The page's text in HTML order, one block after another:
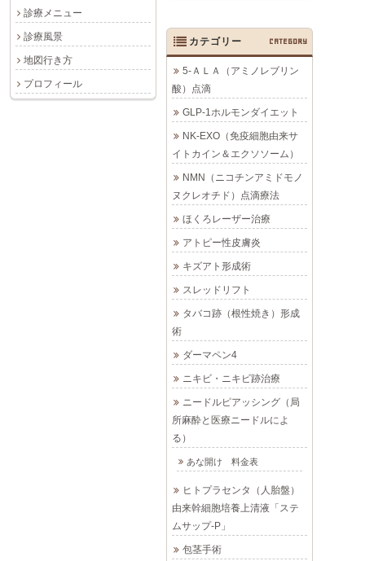
診療メニュー
診療風景
地図行き方
プロフィール
カテゴリー CATEGORY
5-ＡＬＡ（アミノレブリン
酸）点滴
GLP-1ホルモンダイエット
NK-EXO（免疫細胞由来サ
イトカイン＆エクソソーム）
NMN（ニコチンアミドモノ
ヌクレオチド）点滴療法
ほくろレーザー治療
アトピー性皮膚炎
キズアト形成術
スレッドリフト
タバコ跡（根性焼き）形成
術
ダーマペン4
ニキビ・ニキビ跡治療
ニードルピアッシング（局
所麻酔と医療ニードルによ
る）
あな開け 料金表
ヒトプラセンタ（人胎盤）
由来幹細胞培養上清液「ステ
ムサップ-P」
包茎手術